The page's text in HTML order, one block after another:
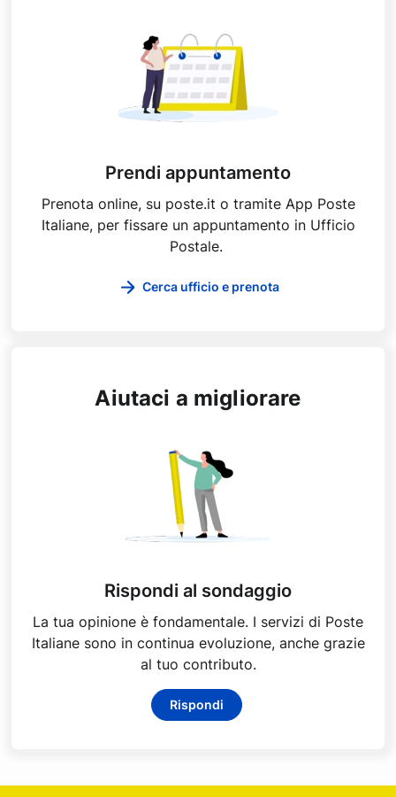
Prendi appuntamento
Prenota online, su poste.it o tramite App Poste
Italiane, per fissare un appuntamento in Ufficio
Postale.
Cerca ufficio e prenota
Aiutaci a migliorare
Rispondi al sondaggio
La tua opinione è fondamentale. I servizi di Poste
Italiane sono in continua evoluzione, anche grazie
al tuo contributo.
Rispondi